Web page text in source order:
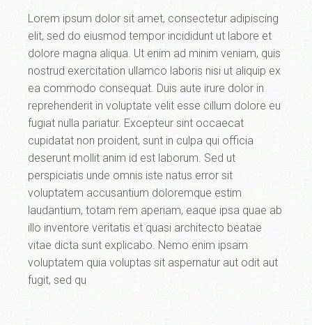
Lorem ipsum dolor sit amet, consectetur adipiscing
elit, sed do eiusmod tempor incididunt ut labore et
dolore magna aliqua. Ut enim ad minim veniam, quis
nostrud exercitation ullamco laboris nisi ut aliquip ex
ea commodo consequat. Duis aute irure dolor in
reprehenderit in voluptate velit esse cillum dolore eu
fugiat nulla pariatur. Excepteur sint occaecat
cupidatat non proident, sunt in culpa qui officia
deserunt mollit anim id est laborum. Sed ut
perspiciatis unde omnis iste natus error sit
voluptatem accusantium doloremque estim
laudantium, totam rem aperiam, eaque ipsa quae ab
illo inventore veritatis et quasi architecto beatae
vitae dicta sunt explicabo. Nemo enim ipsam
voluptatem quia voluptas sit aspernatur aut odit aut
fugit, sed qu